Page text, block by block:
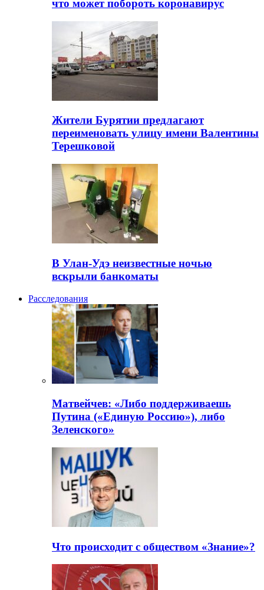
что может побороть коронавирус
Жители Бурятии предлагают
переименовать улицу имени Валентины
Терешковой
В Улан-Удэ неизвестные ночью
вскрыли банкоматы
Расследования
Матвейчев: «Либо поддерживаешь
Путина («Единую Россию»), либо
Зеленского»
Что происходит с обществом «Знание»?